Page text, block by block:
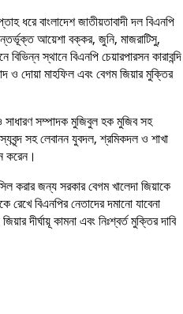
ধরে বাংলাদেশ জাতীয়তাবাদী দল বিএনপি
আয়েশা বক্কর, জুনি, মাজরাটিসু,
স্থানে বিএনপি চেয়ারপারসন কারাবন্দি
ও দোয়া মাহফিল এবং বেগম জিয়ার মুক্তির
সম্পাদক মুজিবুল হক মুজিব সহ
সহ লেবানন যুবদল, শ্রমিকদল ও শাখা
করেন।
করার জন্য সরকার বেগম খালেদা জিয়াকে
বিএনপির নেতাদের দমানো যাবেনা
দীর্ঘায়ূ কামনা এবং নিঃশ্বর্ত মুক্তির দাবি